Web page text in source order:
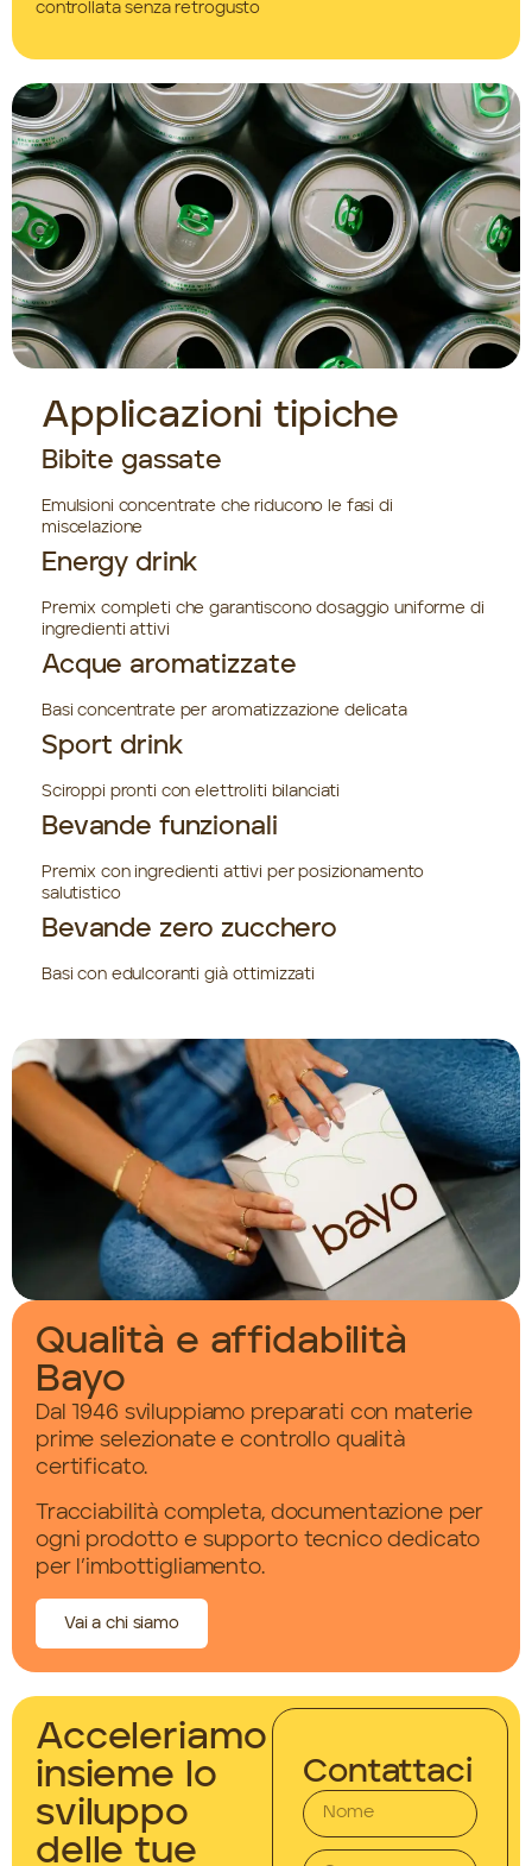
controllata senza retrogusto
Applicazioni tipiche
Bibite gassate
Emulsioni concentrate che riducono le fasi di
miscelazione
Energy drink
Premix completi che garantiscono dosaggio uniforme di
ingredienti attivi
Acque aromatizzate
Basi concentrate per aromatizzazione delicata
Sport drink
Sciroppi pronti con elettroliti bilanciati
Bevande funzionali
Premix con ingredienti attivi per posizionamento
salutistico
Bevande zero zucchero
Basi con edulcoranti già ottimizzati
Qualità e affidabilità
Bayo
Dal 1946 sviluppiamo preparati con materie
prime selezionate e controllo qualità
certificato.
Tracciabilità completa, documentazione per
ogni prodotto e supporto tecnico dedicato
per l’imbottigliamento.
Vai a chi siamo
Acceleriamo
insieme lo
sviluppo
delle tue
Contattaci